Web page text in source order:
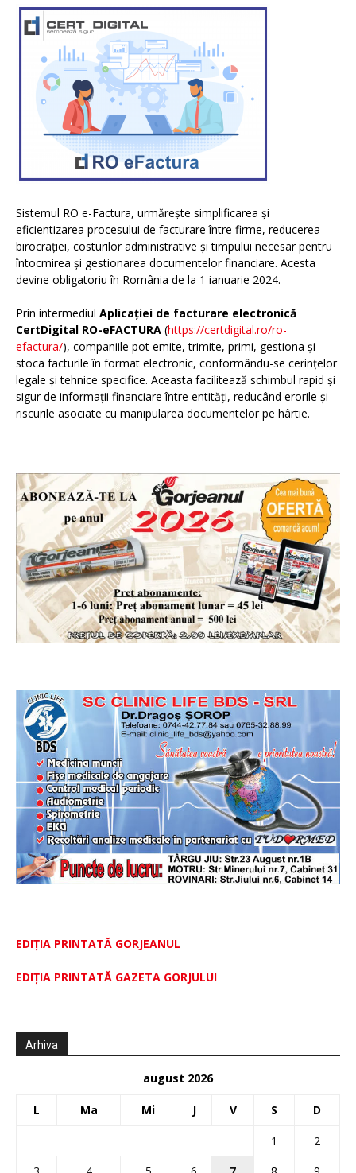
Sistemul RO e-Factura, urmărește simplificarea și
eficientizarea procesului de facturare între firme, reducerea
birocrației, costurilor administrative și timpului necesar pentru
întocmirea și gestionarea documentelor financiare. Acesta
devine obligatoriu în România de la 1 ianuarie 2024.
Prin intermediul Aplicației de facturare electronică
CertDigital RO-eFACTURA (https://certdigital.ro/ro-
efactura/), companiile pot emite, trimite, primi, gestiona și
stoca facturile în format electronic, conformându-se cerințelor
legale și tehnice specifice. Aceasta facilitează schimbul rapid și
sigur de informații financiare între entități, reducând erorile și
riscurile asociate cu manipularea documentelor pe hârtie.
EDIȚIA PRINTATĂ GORJEANUL
EDIŢIA PRINTATĂ GAZETA GORJULUI
Arhiva
august 2026
L Ma Mi J V S D
1
2